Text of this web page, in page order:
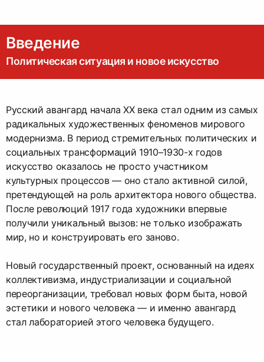
Введение
Политическая ситуация и новое искусство
Русский авангард начала ХХ века стал одним из самых
радикальных художественных феноменов мирового
модернизма. В период стремительных политических и
социальных трансформаций 1910–1930-х годов
искусство оказалось не просто участником
культурных процессов — оно стало активной силой,
претендующей на роль архитектора нового общества.
После революций 1917 года художники впервые
получили уникальный вызов: не только изображать
мир, но и конструировать его заново.
Новый государственный проект, основанный на идеях
коллективизма, индустриализации и социальной
переорганизации, требовал новых форм быта, новой
эстетики и нового человека — и именно авангард
стал лабораторией этого человека будущего.